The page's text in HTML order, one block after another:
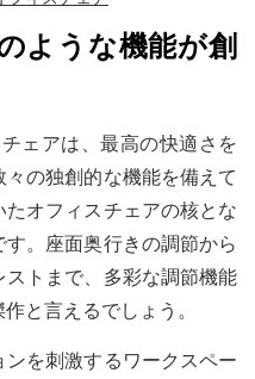
ような機能が創
ェアは、最高の快適さを
の独創的な機能を備えて
オフィスチェアの核とな
。座面奥行きの調節から
トまで、多彩な調節機能
と言えるでしょう。
を刺激するワークスペー